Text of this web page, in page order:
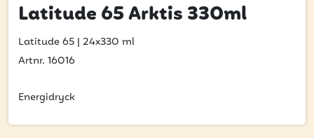
Hitta din grossist
Hållbarhet
Jobba hos oss
Kontakta oss
Latitude 65 Arktis 330ml
Latitude 65 | 24x330 ml
Artnr. 16016
Energidryck